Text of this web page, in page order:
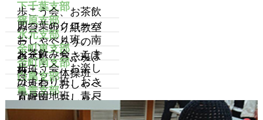
下千葉支部
歩こう会、お茶飲
み会、折り紙教室
篠原支部
四つ葉のクローバ
ー、ふくろうの
会、しょうぶ班、
はつらつ体操班
水元支部
おしゃべり班、南
水元班、おさんぽ
班
金町東支部
お茶飲み会、こま
ち班
金町南支部
歩こう会、お楽し
み班会、おしゃべ
り班、
白鳥支部
ひまわり班、おさ
んぽ班、おしゃべ
り班、民商白鳥班
亀青支部
青戸団地班、青戸
さくら班、亀有班